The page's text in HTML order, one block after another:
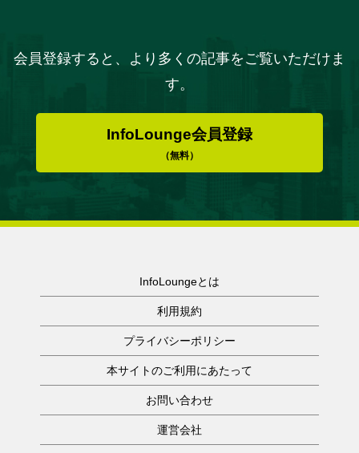
会員登録すると、より多くの記事をご覧いただけま
す。
InfoLounge会員登録
（無料）
InfoLoungeとは
利用規約
プライバシーポリシー
本サイトのご利用にあたって
お問い合わせ
運営会社